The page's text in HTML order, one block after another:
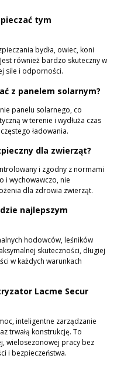
tym
bydła, owiec, koni
również bardzo skuteczny w
sile i odporności.
z panelem solarnym?
panelu solarnego, co
w terenie i wydłuża czas
ładowania.
dla zwierząt?
i zgodny z normami
i wychowawczo, nie
dla zdrowia zwierząt.
najlepszym
hodowców, leśników
skuteczności, długiej
w każdych warunkach
Lacme Secur
inteligentne zarządzanie
trwałą konstrukcję. To
wielosezonowej pracy bez
i bezpieczeństwa.